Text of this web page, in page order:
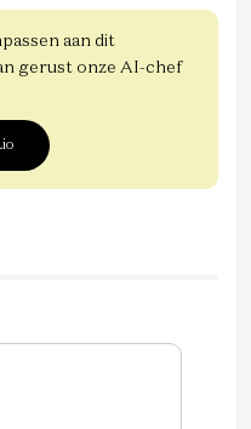
aan dit
gerust onze AI-chef